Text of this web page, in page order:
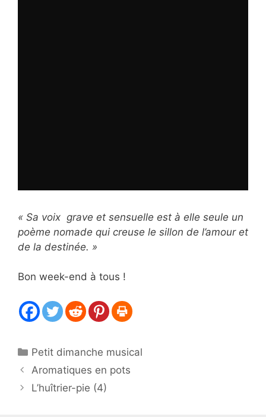
« Sa voix grave et sensuelle est à elle seule un
poème nomade qui creuse le sillon de l’amour et
de la destinée. »
Bon week-end à tous !
Catégories
Petit dimanche musical
Aromatiques en pots
L’huîtrier-pie (4)